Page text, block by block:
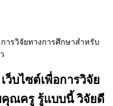
การวิจัยทางการศึกษาสำหรับ
ว็บไซต์เพื่อการวิจัย
ณครู รู้แบบนี้ วิจัยดี